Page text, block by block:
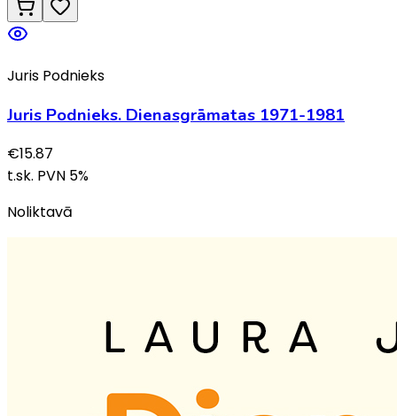
Juris Podnieks
Juris Podnieks. Dienasgrāmatas 1971-1981
€15.87
t.sk. PVN 5%
Noliktavā